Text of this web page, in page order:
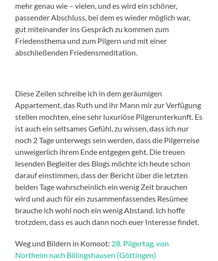
mehr genau wie – vielen, und es wird ein schöner,
passender Abschluss, bei dem es wieder möglich war,
gut miteinander ins Gespräch zu kommen zum
Friedensthema und zum Pilgern und mit einer
abschließenden Friedensmeditation.
Diese Zeilen schreibe ich in dem geräumigen
Appartement, das Ruth und ihr Mann mir zur Verfügung
stellen mochten, eine sehr luxuriöse Pilgerunterkunft. Es
ist auch ein seltsames Gefühl, zu wissen, dass ich nur
noch 2 Tage unterwegs sein werden, dass die Pilgerreise
unweigerlich ihrem Ende entgegen geht. Die treuen
lesenden Begleiter des Blogs möchte ich heute schon
darauf einstimmen, dass der Bericht über die letzten
beiden Tage wahrscheinlich ein wenig Zeit brauchen
wird und auch für ein zusammenfassendes Resümee
brauche ich wohl noch ein wenig Abstand. Ich hoffe
trotzdem, dass es auch dann noch euer Interesse findet.
Weg und Bildern in Komoot: 28. Pilgertag, von
Northeim nach Billingshausen (Göttingen)